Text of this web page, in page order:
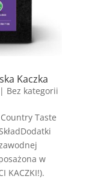
Kaczka
| Bez kategorii
Taste
w
KACZKI!).